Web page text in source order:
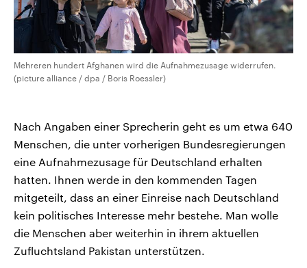
Mehreren hundert Afghanen wird die Aufnahmezusage widerrufen.
(picture alliance / dpa / Boris Roessler)
Nach Angaben einer Sprecherin geht es um etwa 640
Menschen, die unter vorherigen Bundesregierungen
eine Aufnahmezusage für Deutschland erhalten
hatten. Ihnen werde in den kommenden Tagen
mitgeteilt, dass an einer Einreise nach Deutschland
kein politisches Interesse mehr bestehe. Man wolle
die Menschen aber weiterhin in ihrem aktuellen
Zufluchtsland Pakistan unterstützen.